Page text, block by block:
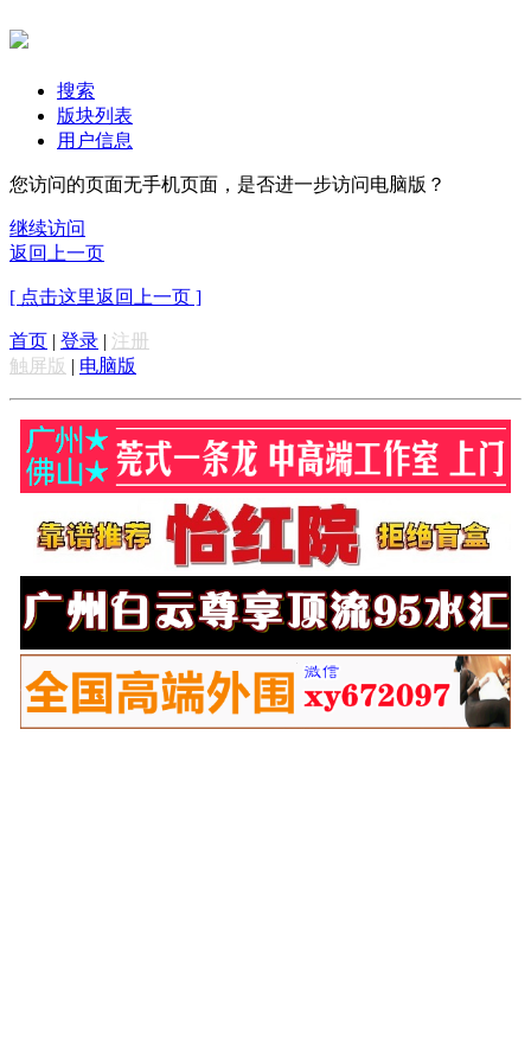
搜索
版块列表
用户信息
您访问的页面无手机页面，是否进一步访问电脑版？
继续访问
返回上一页
[ 点击这里返回上一页 ]
首页 | 登录 | 注册
触屏版 | 电脑版